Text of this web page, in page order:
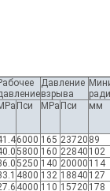
Давление
взрыва
Пси MPa Пси мм
6000 165 23720 89
5800 160 22840 102
5250 140 20000 114
4800 132 18840 127
4000 110 15720 178